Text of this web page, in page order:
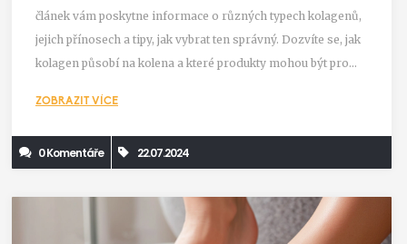
článek vám poskytne informace o různých typech kolagenů,
jejich přínosech a tipy, jak vybrat ten správný. Dozvíte se, jak
kolagen působí na kolena a které produkty mohou být pro
ZOBRAZIT VÍCE
0 Komentáře 22.07.2024